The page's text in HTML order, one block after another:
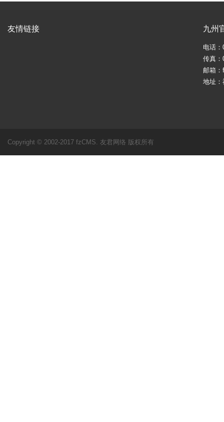
友情链接 九州
电话：
传真：
邮箱
地址
Copyright © 2002-2017 fzCMS. 友君网络 版权所有